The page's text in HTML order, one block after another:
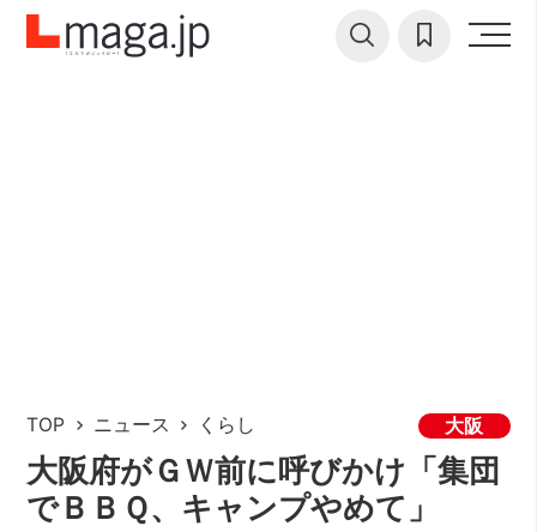
TOP ニュース くらし 大阪
大阪府がＧＷ前に呼びかけ「集団
でＢＢＱ、キャンプやめて」